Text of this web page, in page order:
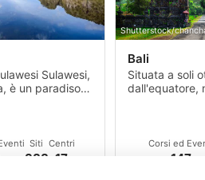
Sulawesi,
è un paradiso
Siti
388
Centri
17
Shutterstock/
Bali
Situata a soli
dall'equatore,
Corsi ed
147